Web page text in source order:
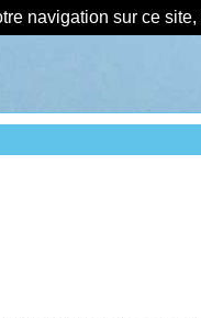
navigation sur ce